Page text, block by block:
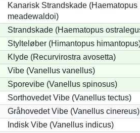
Kanarisk Strandskade (Haematopus
meadewaldoi)
Strandskade (Haematopus
Stylteløber (Himantopus
Klyde (Recurvirostra avosetta)
Vibe (Vanellus vanellus)
Sporevibe (Vanellus spinosus)
Sorthovedet Vibe (Vanellus tectus)
Gråhovedet Vibe (Vanellus cinereus)
Indisk Vibe (Vanellus indicus)